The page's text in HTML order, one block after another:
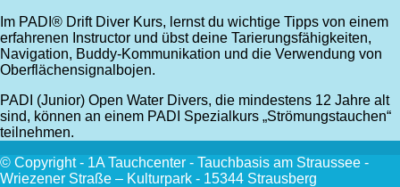
Im PADI® Drift Diver Kurs, lernst du wichtige Tipps von einem
erfahrenen Instructor und übst deine Tarierungsfähigkeiten,
Navigation, Buddy-Kommunikation und die Verwendung von
Oberflächensignalbojen.
PADI (Junior) Open Water Divers, die mindestens 12 Jahre alt
sind, können an einem PADI Spezialkurs „Strömungstauchen“
teilnehmen.
© Copyright - 1A Tauchcenter - Tauchbasis am Straussee -
Wriezener Straße – Kulturpark - 15344 Strausberg